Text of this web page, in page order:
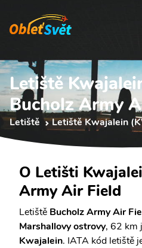
Letiště
Bucholz Army
Letiště Letiště Kwajalein
O Letišti
Army Air Field
Letiště Bucholz Army Air
Marshallovy ostrovy, 62 km
Kwajalein. IATA kód letiště